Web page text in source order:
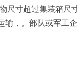
尺寸超过集装箱
，。部队或军工